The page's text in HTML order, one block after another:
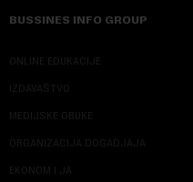
BUSSINES INFO GROUP
ONLINE EDUKACIJE
IZDAVAŠTVO
MEDIJSKE OBUKE
ORGANIZACIJA DOGADJAJA
EKONOM I JA